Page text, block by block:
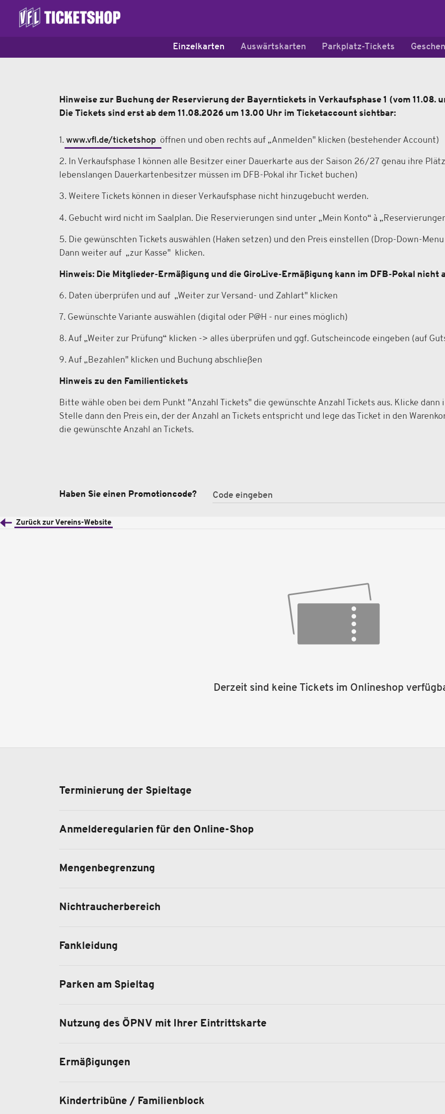
Einzelkarten Auswärtskarten Parkplatz-Tickets
Hinweise zur Buchung der Reservierung der Bayerntickets in Verkaufsphase 1 (vom 11.08.
Die Tickets sind erst ab dem 11.08.2026 um 13.00 Uhr im Ticketaccount sichtbar:
1. www.vfl.de/ticketshop öffnen und oben rechts auf „Anmelden" klicken (bestehender Account)
2. In Verkaufsphase 1 können alle Besitzer einer Dauerkarte aus der Saison 26/27 genau ihre
lebenslangen Dauerkartenbesitzer müssen im DFB-Pokal ihr Ticket buchen)
3. Weitere Tickets können in dieser Verkaufsphase nicht hinzugebucht werden.
4. Gebucht wird nicht im Saalplan. Die Reservierungen sind unter „Mein Konto“ à
5. Die gewünschten Tickets auswählen (Haken setzen) und den Preis einstellen (Drop-Down-
Dann weiter auf „zur Kasse" klicken.
Hinweis: Die Mitglieder-Ermäßigung und die GiroLive-Ermäßigung kann im DFB-Pokal nicht
6. Daten überprüfen und auf „Weiter zur Versand- und Zahlart" klicken
7. Gewünschte Variante auswählen (digital oder P@H - nur eines möglich)
8. Auf „Weiter zur Prüfung“ klicken -> alles überprüfen und ggf. Gutscheincode eingeben (auf
9. Auf „Bezahlen" klicken und Buchung abschließen
Hinweis zu den Familientickets
Bitte wähle oben bei dem Punkt "Anzahl Tickets" die gewünschte Anzahl Tickets aus. Klicke
Stelle dann den Preis ein, der der Anzahl an Tickets entspricht und lege das Ticket in den
die gewünschte Anzahl an Tickets.
Haben Sie einen Promotioncode?
Zurück zur Vereins-Website
Derzeit sind keine Tickets im Onlineshop
Terminierung der Spieltage
Anmelderegularien für den Online-Shop
Mengenbegrenzung
Nichtraucherbereich
Fankleidung
Parken am Spieltag
Nutzung des ÖPNV mit Ihrer Eintrittskarte
Ermäßigungen
Kindertribüne / Familienblock